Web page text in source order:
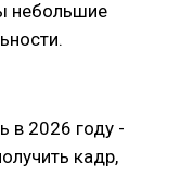
небольшие
в 2026 году -
кадр,